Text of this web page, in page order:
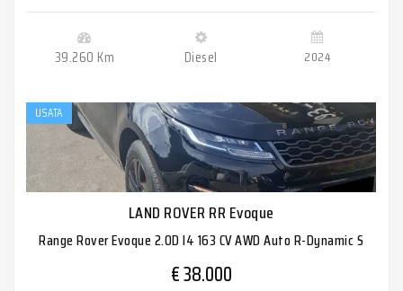
39.260 Km Diesel 2024
USATA
LAND ROVER RR Evoque
Range Rover Evoque 2.0D I4 163 CV AWD Auto R-Dynamic S
€ 38.000